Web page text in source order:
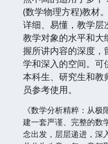
(数学物理方程)教材
详细、易懂，教学层
教学对象的水平和大
握所讲内容的深度，
学和深入的空间。可
本科生、研究生和教
员参考使用。
《数学分析精粹：从
建一套严谨、完整的数
念出发，层层递进，深